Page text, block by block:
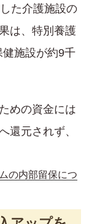
た介護施設の
は、特別養護
施設が約9千
めの資金には
還元されず、
の内部留保につ